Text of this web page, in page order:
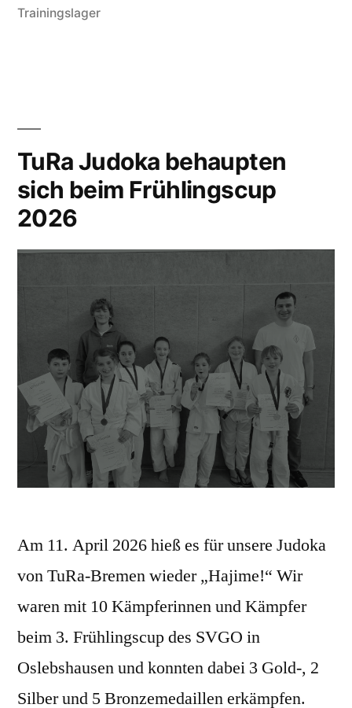
in
Trainingslager
TuRa Judoka behaupten
sich beim Frühlingscup
2026
Am 11. April 2026 hieß es für unsere Judoka
von TuRa-Bremen wieder „Hajime!“ Wir
waren mit 10 Kämpferinnen und Kämpfer
beim 3. Frühlingscup des SVGO in
Oslebshausen und konnten dabei 3 Gold-, 2
Silber und 5 Bronzemedaillen erkämpfen.